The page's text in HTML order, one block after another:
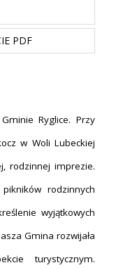
PDF
Ryglice. Przy
w Woli Lubeckiej
rodzinnej imprezie.
rodzinnych
wyjątkowych
Gmina rozwijała
turystycznym.